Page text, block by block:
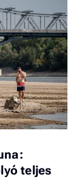
teljes